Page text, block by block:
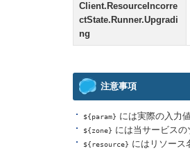
Client.ResourceIncorre
ctState.Runner.Upgradi
ng
注意事項
${param} には実際の入力
${zone} には当サービス
${resource} にはリソース